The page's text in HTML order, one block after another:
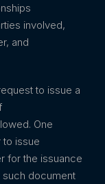
involved,
and
to issue a
One
to issue
for the issuance
such document